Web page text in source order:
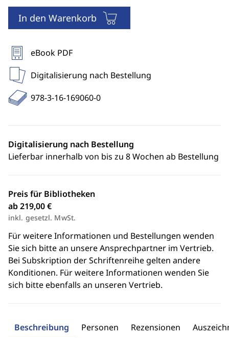
In den Warenkorb
eBook PDF
Digitalisierung nach Bestellung
978-3-16-169060-0
Digitalisierung nach Bestellung
Lieferbar innerhalb von bis zu 8 Wochen ab Bestellung
Preis für Bibliotheken
ab 219,00 €
inkl. gesetzl. MwSt.
Für weitere Informationen und Bestellungen wenden
Sie sich bitte an unsere Ansprechpartner im Vertrieb.
Bei Subskription der Schriftenreihe gelten andere
Konditionen. Für weitere Informationen wenden Sie
sich bitte ebenfalls an unseren Vertrieb.
Beschreibung Personen Rezensionen